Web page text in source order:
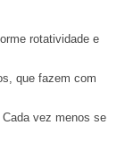
rotatividade e
que fazem com
vez menos se